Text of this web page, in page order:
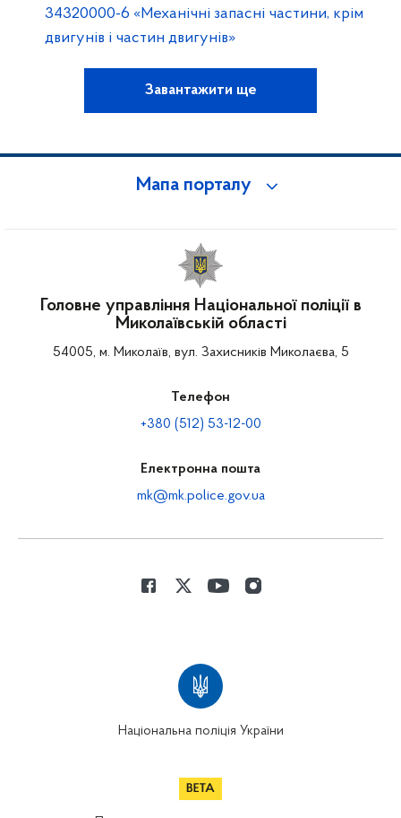
34320000-6 «Механічні запасні частини, крім
двигунів і частин двигунів»
Завантажити ще
Мапа порталу
Головне управління Національної поліції в
Миколаївській області
54005, м. Миколаїв, вул. Захисників Миколаєва, 5
Телефон
+380 (512) 53-12-00
Електронна пошта
mk@mk.police.gov.ua
Національна поліція України